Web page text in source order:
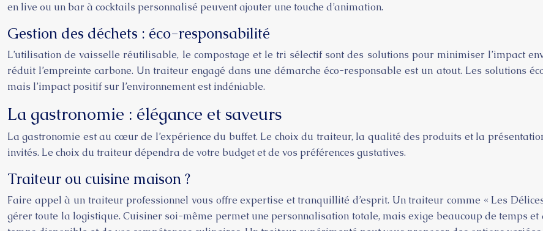
en live ou un bar à cocktails personnalisé peuvent ajouter une touche d’animation.
Gestion des déchets : éco-responsabilité
L’utilisation de vaisselle réutilisable, le compostage et le tri sélectif sont des solutions pour minimiser l’impact
réduit l’empreinte carbone. Un traiteur engagé dans une démarche éco-responsable est un atout. Les solutions
mais l’impact positif sur l’environnement est indéniable.
La gastronomie : élégance et saveurs
La gastronomie est au cœur de l’expérience du buffet. Le choix du traiteur, la qualité des produits et la
invités. Le choix du traiteur dépendra de votre budget et de vos préférences gustatives.
Traiteur ou cuisine maison ?
Faire appel à un traiteur professionnel vous offre expertise et tranquillité d’esprit. Un traiteur comme « Les
gérer toute la logistique. Cuisiner soi-même permet une personnalisation totale, mais exige beaucoup de temps et